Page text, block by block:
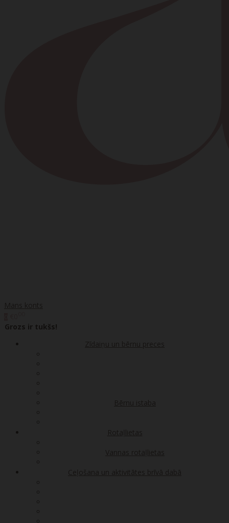
Mans konts
Grozs ir tukšs!
Zīdaiņu un bērnu preces
Bērnu istaba
Rotaļlietas
Vannas rotaļlietas
Ceļošana un aktivitātes brīvā dabā